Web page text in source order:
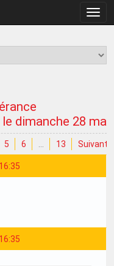
la
dimanche 28 mai
5 6 13 Suivant